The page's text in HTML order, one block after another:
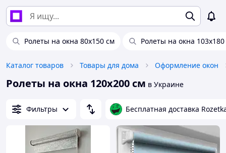
Ролеты на окна 80х150 см Ролеты на окна
Каталог товаров Товары для дома Оформление окон
Ролеты на окна 120х200 см в Украине
Фильтры Бесплатная доставка